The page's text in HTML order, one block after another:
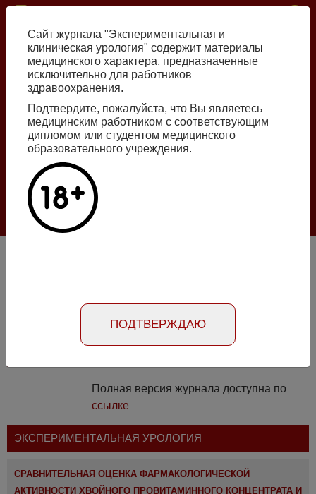
Перейти
основному
содержанию
Номер №2, 2026
Галлюцинации больших языковых моделей
в клинической урологии
DOI: 10.29188/2222-8543-2021-14-4
Полная версия журнала доступна по
ссылке
ЭКСПЕРИМЕНТАЛЬНАЯ УРОЛОГИЯ
СРАВНИТЕЛЬНАЯ ОЦЕНКА ФАРМАКОЛОГИЧЕСКОЙ
АКТИВНОСТИ ХВОЙНОГО ПРОВИТАМИННОГО КОНЦЕНТРАТА И
Сайт журнала "Экспериментальная и
клиническая урология" содержит материалы
медицинского характера, предназначенные
исключительно для работников
здравоохранения.
Подтвердите, пожалуйста, что Вы являетесь
медицинским работником с соответствующим
дипломом или студентом медицинского
образовательного учреждения.
ПОДТВЕРЖДАЮ